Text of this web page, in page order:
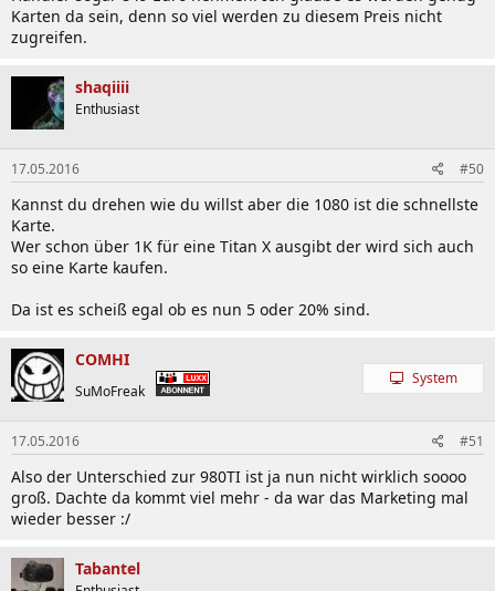
Karten da sein, denn so viel werden zu diesem Preis nicht
zugreifen.
shaqiiii
Enthusiast
17.05.2016 #50
Kannst du drehen wie du willst aber die 1080 ist die schnellste
Karte.
Wer schon über 1K für eine Titan X ausgibt der wird sich auch
so eine Karte kaufen.
Da ist es scheiß egal ob es nun 5 oder 20% sind.
COMHI
SuMoFreak
System
17.05.2016 #51
Also der Unterschied zur 980TI ist ja nun nicht wirklich soooo
groß. Dachte da kommt viel mehr - da war das Marketing mal
wieder besser :/
Tabantel